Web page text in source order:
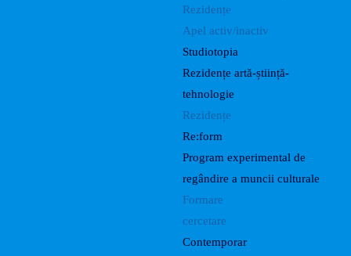
Rezidențe
Apel activ/inactiv
Studiotopia
Rezidențe artă-știință-
tehnologie
Rezidențe
Re:form
Program experimental de
regândire a muncii culturale
Formare
cercetare
Contemporar